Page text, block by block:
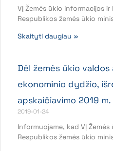
VĮ Žemės ūkio informacijos
Respublikos žemės ūkio
Skaityti daugiau »
Dėl žemės ūkio
ekonominio dydžio,
apskaičiavimo 2019 m.
2019-01-24
Informuojame, kad VĮ
Respublikos žemės ūkio